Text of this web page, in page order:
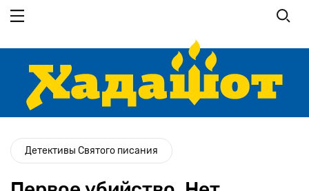
основному
Детективы Святого писания